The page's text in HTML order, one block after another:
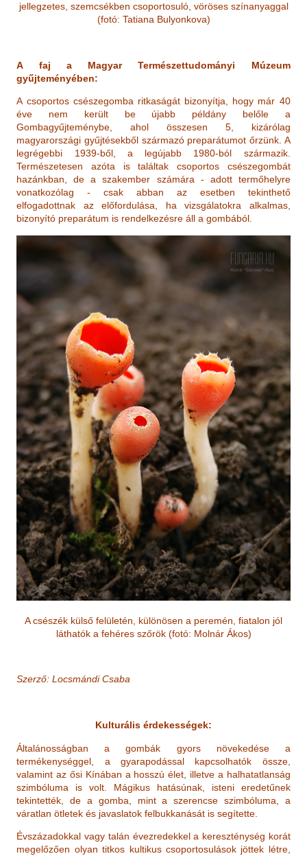
jellegzetes, szemcsékben csoportosuló, vöröses színanyaggal
(fotó: Tatiana Bulyonkova)
A faj a Magyar Természettudományi Múzeum
gyűjteményében:
A csoportos csészegomba ritkaságát bizonyítja, hogy már 40
éve nem került be újabb példány belőle a
Gombagyűjteménybe, ahol összesen 5, kizárólag
magyarországi gyűjtésekből származó preparátumot őrzünk. A
legrégebbi 1939-ből, a legújabb 1980-ból származik.
Természetesen azóta is találtak csoportos csészegombát
hazánkban, de a szakember számára - adott termőhelyre
vonatkozólag - csak abban az esetben tekinthető
elfogadottnak az előfordulása, ha vizsgálatokra alkalmas,
bizonyító preparátum is rendelkezésre áll a gombából.
A csészék külső felületén, különösen a peremén, fiatalon jól
láthatók a fehéres szőrök (fotó: Molnár Ákos)
Szerző: Locsmándi Csaba
Kulturális érdekességek:
Általánosságban a gombák gyors növekedése a
termékenységgel, a gyarapodással kapcsolhatók össze,
valamint az ősi Kínában a hosszú élet, illetve a halhatatlanság
szimbóluma is volt. Mágikus hatásúnak, isteni eredetűnek
tekintették, de a gomba, mint a szerencse szimbóluma, a
váratlan ötletek és javaslatok felbukkanását is segítette.
Évszázadokkal vagy talán évezredekkel a kereszténység korát
megelőzően olyan titkos kultikus csoportosulások jöttek létre,